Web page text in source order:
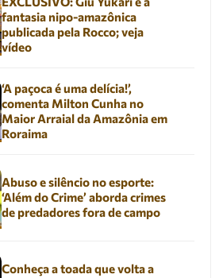
fantasia nipo-amazônica
publicada pela Rocco; veja
vídeo
‘A paçoca é uma delícia!’,
comenta Milton Cunha no
Maior Arraial da Amazônia em
Roraima
Abuso e silêncio no esporte:
‘Além do Crime’ aborda crimes
de predadores fora de campo
Conheça a toada que volta a